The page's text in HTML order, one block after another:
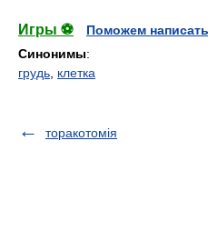
Игры ⚽
Поможем
Синонимы:
грудь клетка
торакотомія